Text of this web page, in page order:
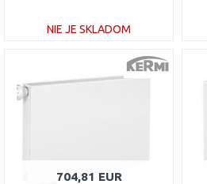
NIE JE SKLADOM
DO KOŠÍKA
704,81 EUR